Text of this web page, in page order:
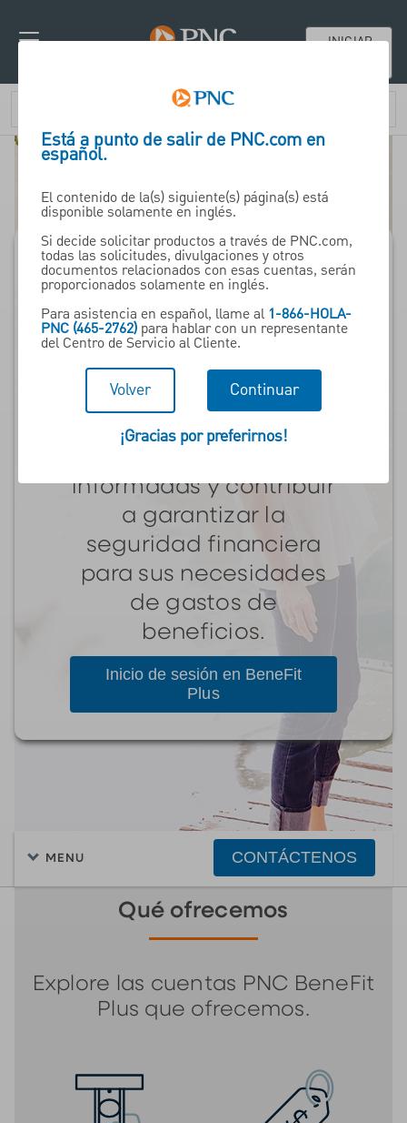
INICIAR
Maximice su
experiencia de
cuentas de gastos de
beneficios
Siéntase capacitado
informadas y contribuir
a garantizar la
seguridad financiera
para sus necesidades
de gastos de
beneficios.
Inicio de sesión en BeneFit
Plus
MENU CONTÁCTENOS
Qué ofrecemos
Explore las cuentas PNC BeneFit
Plus que ofrecemos.
Está a punto de salir de PNC.com en
español.
El contenido de la(s) siguiente(s) página(s) está
disponible solamente en inglés.
Si decide solicitar productos a través de PNC.com,
todas las solicitudes, divulgaciones y otros
documentos relacionados con esas cuentas, serán
proporcionados solamente en inglés.
Para asistencia en español, llame al 1-866-HOLA-
PNC (465-2762)para hablar con un representante
del Centro de Servicio al Cliente.
Volver Continuar
¡Gracias por preferirnos!